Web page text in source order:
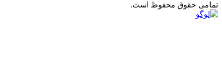
تمامی حقوق محفوظ است.